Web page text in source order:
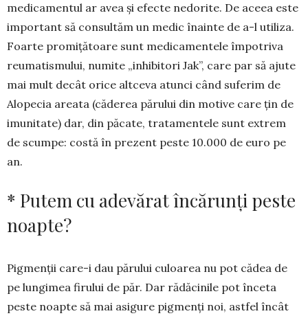
medicamentul ar avea și efecte nedorite. De aceea este
important să consultăm un medic înainte de a-l utiliza.
Foarte promițătoare sunt medicamentele împo­triva
reumatismului, numite „inhibitori Jak”, care par să ajute
mai mult decât orice altceva atunci când suferim de
Alopecia areata (căderea părului din motive care țin de
imunitate) dar, din păcate, tratamentele sunt extrem
de scumpe: costă în prezent peste 10.000 de euro pe
an.
* Putem cu adevărat încărunți peste
noapte?
Pigmenții care-i dau părului culoarea nu pot cădea de
pe lungimea firului de păr. Dar rădă­cinile pot înceta
peste noapte să mai asigure pigmenți noi, astfel încât